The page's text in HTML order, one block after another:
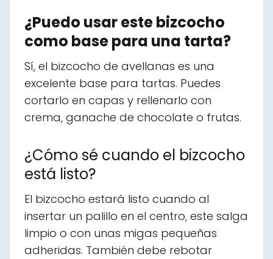
¿Puedo usar este bizcocho
como base para una tarta?
Sí, el bizcocho de avellanas es una
excelente base para tartas. Puedes
cortarlo en capas y rellenarlo con
crema, ganache de chocolate o frutas.
¿Cómo sé cuando el bizcocho
está listo?
El bizcocho estará listo cuando al
insertar un palillo en el centro, este salga
limpio o con unas migas pequeñas
adheridas. También debe rebotar